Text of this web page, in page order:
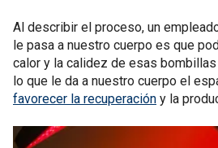
Al describir el proceso, un
le pasa a nuestro cuerpo es que
calor y la calidez de esas
lo que le da a nuestro cuerpo el
favorecer la recuperación y la